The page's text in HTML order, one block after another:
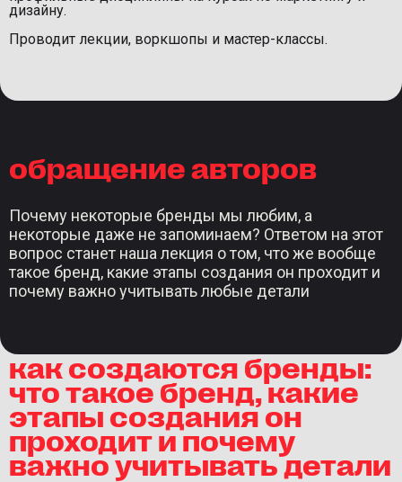
дизайну.
Проводит лекции, воркшопы и мастер-классы.
обращение авторов
Почему некоторые бренды мы любим, а
некоторые даже не запоминаем? Ответом на этот
вопрос станет наша лекция о том, что же вообще
такое бренд, какие этапы создания он проходит и
почему важно учитывать любые детали
как создаются бренды:
что такое бренд, какие
этапы создания он
проходит и почему
важно учитывать детали